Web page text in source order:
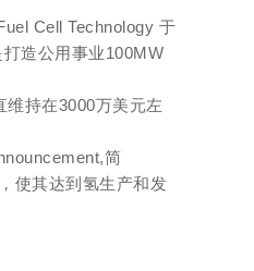
Cell Technology 于
造公用事业100MW
持在3000万美元左
简
使其达到氢生产和发